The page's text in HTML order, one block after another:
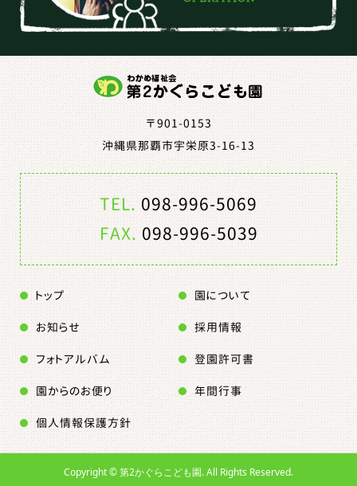
〒901-0153
沖縄県那覇市宇栄原3-16-13
TEL.098-996-5069
FAX.098-996-5039
トップ 園について
園からのお便り
お知らせ 採用情報
年間行事
フォトアルバム 登園許可書
個人情報保護方針
Copyright ©第2かぐらこども園. All Rights Reserved.